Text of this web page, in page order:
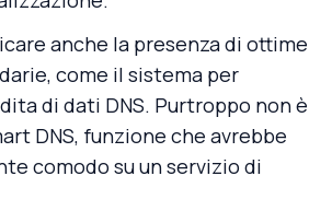
anche la presenza di ottime
come il sistema per
di dati DNS. Purtroppo non è
DNS, funzione che avrebbe
comodo su un servizio di